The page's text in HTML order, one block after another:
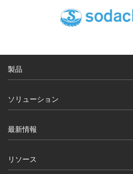
製品
ソリューション
最新情報
リソース